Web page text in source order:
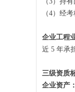
（4）经
企业工程
近 5 年承
三级资质
企业资产：